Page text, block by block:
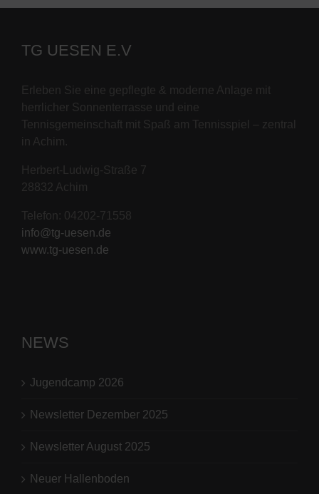
TG UESEN E.V
Erleben Sie eine gepflegte & moderne Anlage mit
herrlicher Sonnenterrasse und eine
Tennisgemeinschaft mit Spaß am Tennisspiel – zentral
in Achim.
Herbert-Ludwig-Straße 7
28832 Achim
Telefon: 04202-71558
info@tg-uesen.de
www.tg-uesen.de
NEWS
Jugendcamp 2026
Newsletter Dezember 2025
Newsletter August 2025
Neuer Hallenboden